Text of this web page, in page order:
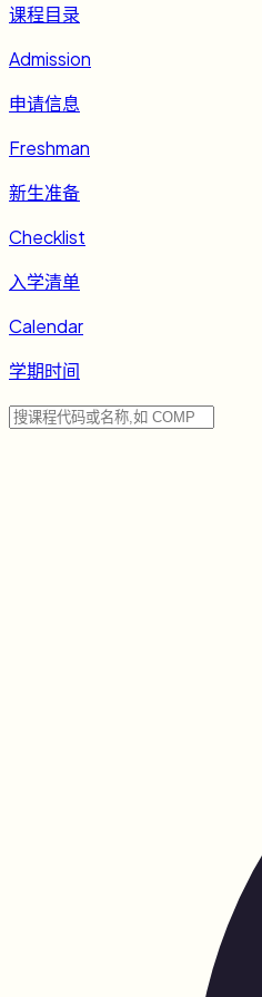
课程目录
Admission
申请信息
Freshman
新生准备
Checklist
入学清单
Calendar
学期时间